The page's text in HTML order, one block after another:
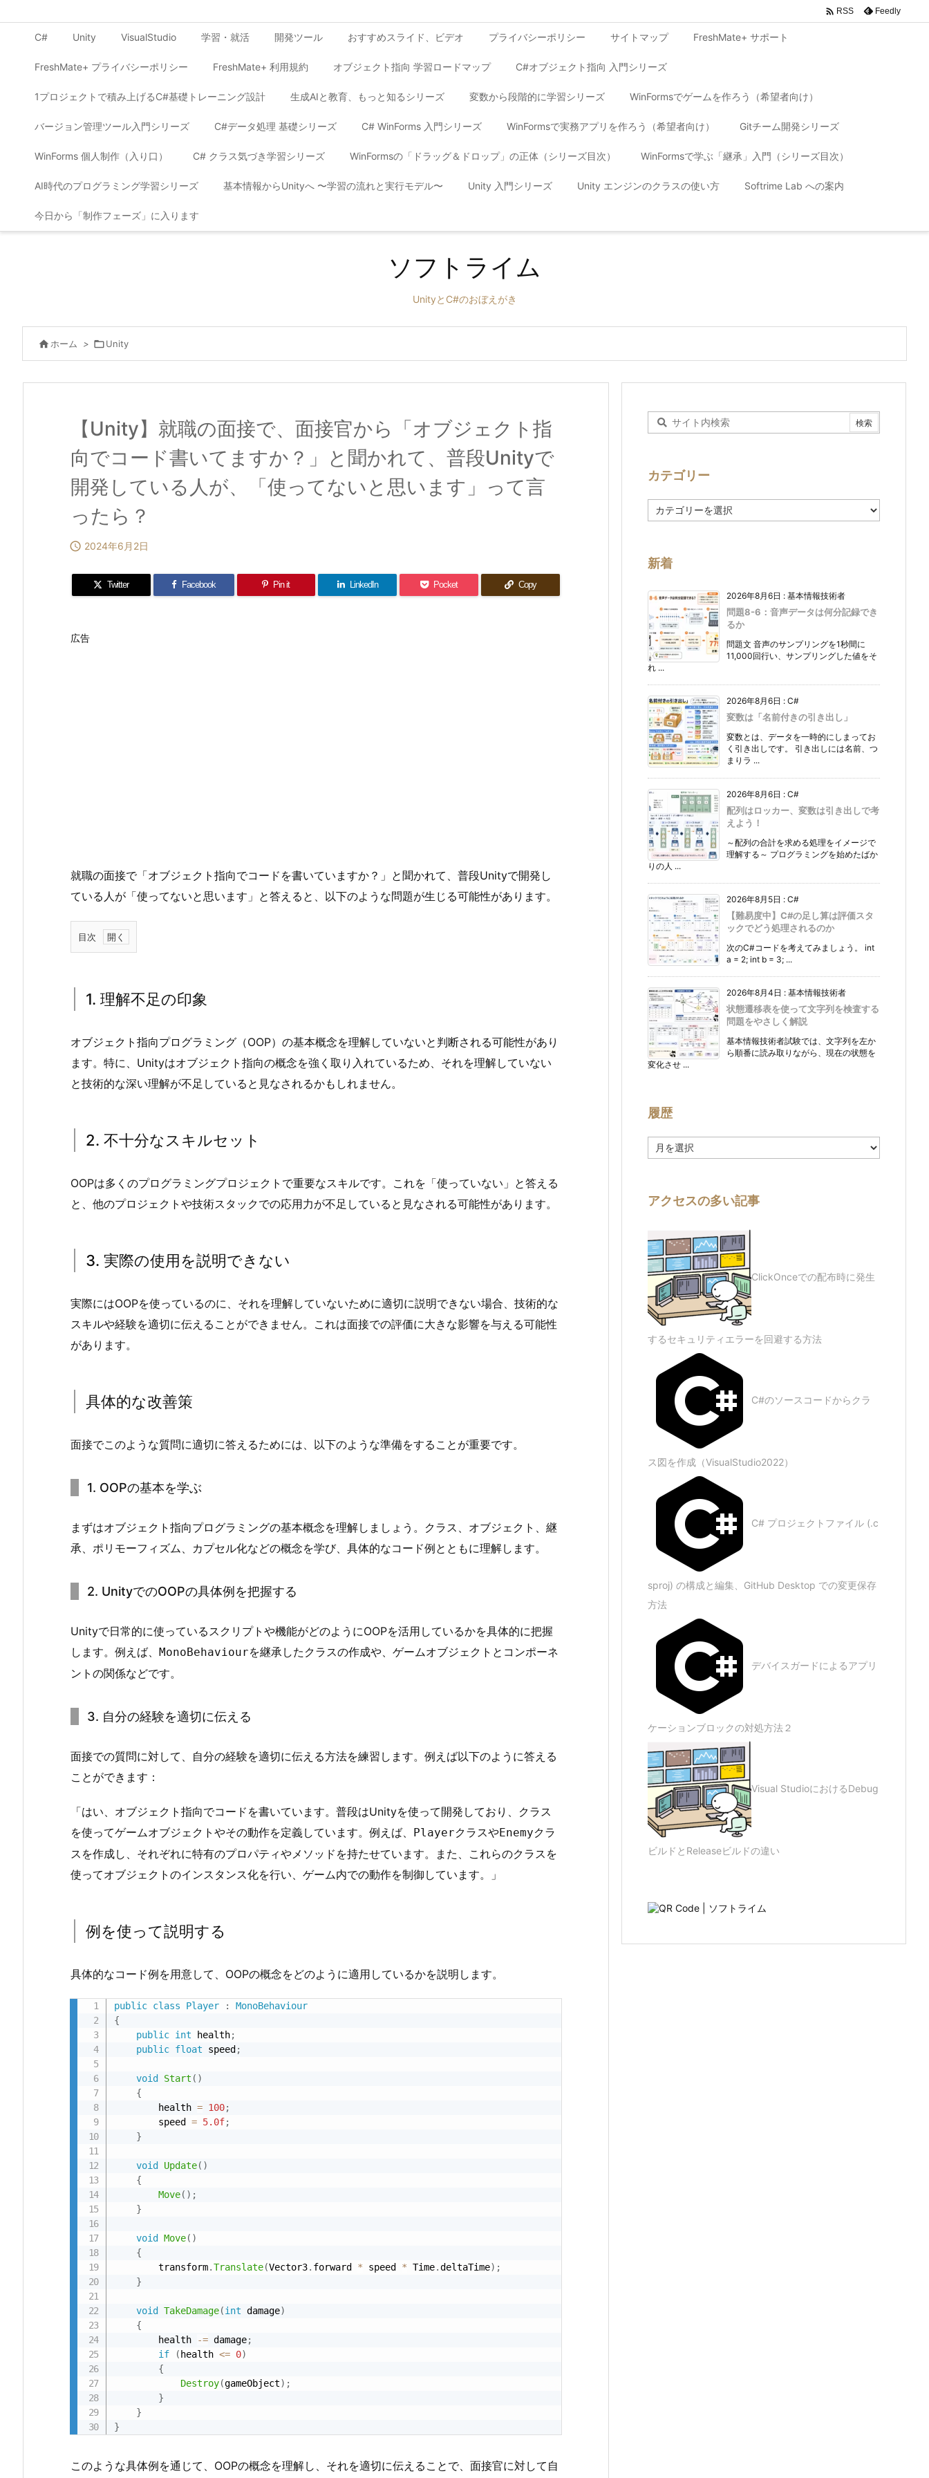
C# Unity VisualStudio 学習・就活 開発ツール おすすめスライド、ビデオ プライバシーポリシー サイトマップ FreshMate+ サポート
FreshMate+ プライバシーポリシー FreshMate+ 利用規約 オブジェクト指向 学習ロードマップ C#オブジェクト指向 入門シリーズ
1プロジェクトで積み上げるC#基礎トレーニング設計 生成AIと教育、もっと知るシリーズ 変数から段階的に学習シリーズ WinFormsでゲームを作ろう（希望者向け）
バージョン管理ツール入門シリーズ C#データ処理 基礎シリーズ C# WinForms 入門シリーズ WinFormsで実務アプリを作ろう（希望者向け） Gitチーム開発シリーズ
WinForms 個人制作（入り口） C# クラス気づき学習シリーズ WinFormsの「ドラッグ＆ドロップ」の正体（シリーズ目次） WinFormsで学ぶ「継承」入門（シリーズ目次）
AI時代のプログラミング学習シリーズ 基本情報からUnityへ 〜学習の流れと実行モデル〜 Unity 入門シリーズ Unity エンジンのクラスの使い方 Softrime Lab への案内
今日から「制作フェーズ」に入ります
 RSS Feedly
ソフトライム
UnityとC#のおぼえがき
 ホーム > Unity
【Unity】就職の面接で、面接官から「オブジェクト指
向でコード書いてますか？」と聞かれて、普段Unityで
開発している人が、「使ってないと思います」って言
ったら？
 2024年6月2日
Twitter Facebook Pin it LinkedIn Pocket Copy
広告
就職の面接で「オブジェクト指向でコードを書いていますか？」と聞かれて、普段Unityで開発し
ている人が「使ってないと思います」と答えると、以下のような問題が生じる可能性があります。
目次
1.
理
足
の
印
2.
分
な
ル
ッ
ト
3.
際
の
用
説
き
な
4.
体
的
改
策
例
を
っ
て
説
す
1. 理解不足の印象
オブジェクト指向プログラミング（OOP）の基本概念を理解していないと判断される可能性があり
ます。特に、Unityはオブジェクト指向の概念を強く取り入れているため、それを理解していない
と技術的な深い理解が不足していると見なされるかもしれません。
2. 不十分なスキルセット
OOPは多くのプログラミングプロジェクトで重要なスキルです。これを「使っていない」と答える
と、他のプロジェクトや技術スタックでの応用力が不足していると見なされる可能性があります。
3. 実際の使用を説明できない
実際にはOOPを使っているのに、それを理解していないために適切に説明できない場合、技術的な
スキルや経験を適切に伝えることができません。これは面接での評価に大きな影響を与える可能性
があります。
具体的な改善策
面接でこのような質問に適切に答えるためには、以下のような準備をすることが重要です。
1. OOPの基本を学ぶ
まずはオブジェクト指向プログラミングの基本概念を理解しましょう。クラス、オブジェクト、継
承、ポリモーフィズム、カプセル化などの概念を学び、具体的なコード例とともに理解します。
2. UnityでのOOPの具体例を把握する
Unityで日常的に使っているスクリプトや機能がどのようにOOPを活用しているかを具体的に把握
します。例えば、 MonoBehaviourを継承したクラスの作成や、ゲームオブジェクトとコンポーネ
ントの関係などです。
3. 自分の経験を適切に伝える
面接での質問に対して、自分の経験を適切に伝える方法を練習します。例えば以下のように答える
ことができます：
「はい、オブジェクト指向でコードを書いています。普段はUnityを使って開発しており、クラス
を使ってゲームオブジェクトやその動作を定義しています。例えば、
PlayerクラスやEnemyクラ
スを作成し、それぞれに特有のプロパティやメソッドを持たせています。また、これらのクラスを
使ってオブジェクトのインスタンス化を行い、ゲーム内での動作を制御しています。」
例を使って説明する
具体的なコード例を用意して、OOPの概念をどのように適用しているかを説明します。
public class Player :
MonoBehaviour
{
public int health;
public float speed ;
void Start ( )
{
        health
= 100;
        speed
= 5.0f;
}
void Update( )
{
Move( ) ;
}
void Move( )
{
        transform
.Translate(Vector3. forward * speed * Time.deltaTime) ;
}
void TakeDamage(int damage)
{
        health
-= damage;
if
( health <= 0)
{
Destroy(gameObject) ;
}
}
}
このような具体例を通じて、OOPの概念を理解し、それを適切に伝えることで、面接官に対して自
カテゴリー
テ
ー
新着
2026年8月6日 : 基本情報技術者
問題8-6：音声データは何分記録でき
るか
問題文 音声のサンプリングを1秒間に
11,000回行い、サンプリングした値をそ
れ ...
2026年8月6日 : C#
変数は「名前付きの引き出し」
変数とは、データを一時的にしまってお
く引き出しです。 引き出しには名前、つ
まりラ ...
2026年8月6日 : C#
配列はロッカー、変数は引き出しで考
えよう！
～配列の合計を求める処理をイメージで
理解する～ プログラミングを始めたばか
りの人 ...
2026年8月5日 : C#
【難易度中】C#の足し算は評価スタ
ックでどう処理されるのか
次のC#コードを考えてみましょう。 int
a = 2; int b = 3; ...
2026年8月4日 : 基本情報技術者
状態遷移表を使って文字列を検査する
問題をやさしく解説
基本情報技術者試験では、文字列を左か
ら順番に読み取りながら、現在の状態を
変化させ ...
履歴
歴
アクセスの多い記事
ClickOnceでの配布時に発生
するセキュリティエラーを回避する方法
C#のソースコードからクラ
ス図を作成（VisualStudio2022）
C# プロジェクトファイル (.c
sproj) の構成と編集、GitHub Desktop での変更保存
方法
デバイスガードによるアプリ
ケーションブロックの対処方法２
Visual StudioにおけるDebug
ビルドとReleaseビルドの違い